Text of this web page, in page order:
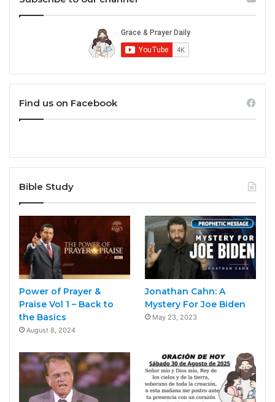
Find us on Facebook
Bible Study
Power of Prayer &
Praise Vol 1 – Back to
the Basics
August 8, 2024
Jonathan Cahn: A
Mystery For Joe Biden
May 23, 2023